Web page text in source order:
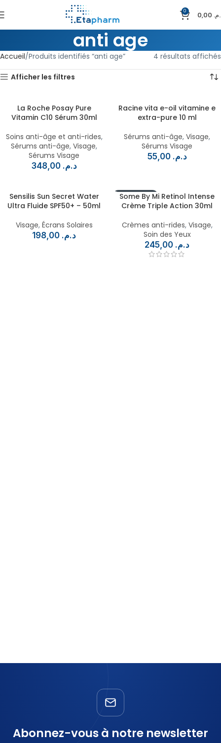
0
anti age
Accueil Produits identifiés “anti age” 4 résultats affichés
Afficher les filtres
La Roche Posay Pure
Vitamin C10 Sérum 30ml
Soins anti-âge et anti-rides,
Sérums anti-âge, Visage,
Sérums Visage
د.م. 348,00
Racine vita e-oil vitamine e
extra-pure 10 ml
Sérums anti-âge, Visage,
Sérums Visage
د.م. 55,00
Sensilis Sun Secret Water
Ultra Fluide SPF50+ – 50ml
Visage, Écrans Solaires
د.م.
EN RUPTURE
Some By Mi Retinol Intense
Crème Triple Action 30ml
Crèmes anti-rides, Visage,
Soin des Yeux
د.م.
Abonnez-vous à notre newsletter